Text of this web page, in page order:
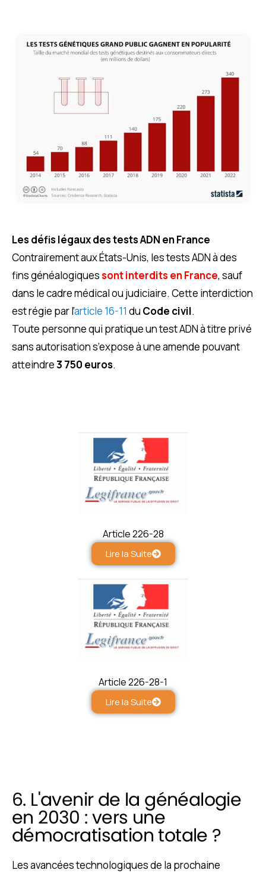
Les défis légaux des tests ADN en France
Contrairement aux États-Unis, les tests ADN à des
fins généalogiquessont interdits en France, sauf
dans le cadre médical ou judiciaire. Cette interdiction
est régie par l’article 16-11 du Code civil.
Toute personne qui pratique un test ADN à titre privé
sans autorisation s’expose à une amende pouvant
atteindre3 750 euros.
Article 226-28
Lire la Suite
Article 226-28-1
Lire la Suite
6. L'avenir de la généalogie
en 2030 : vers une
démocratisation totale ?
Les avancées technologiques de la prochaine